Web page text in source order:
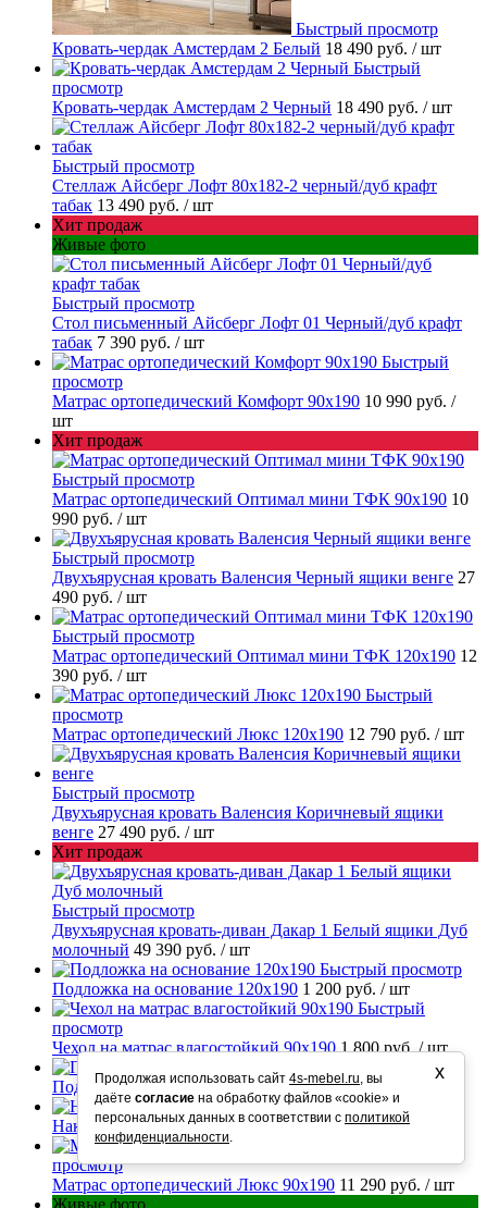
Быстрый просмотр
Кровать-чердак Амстердам 2 Белый 18 490 руб. / шт
Быстрый
просмотр
Кровать-чердак Амстердам 2 Черный 18 490 руб. / шт
Быстрый просмотр
Стеллаж Айсберг Лофт 80х182-2 черный/дуб крафт
табак 13 490 руб. / шт
Хит продаж
Живые фото
Быстрый просмотр
Стол письменный Айсберг Лофт 01 Черный/дуб крафт
табак 7 390 руб. / шт
Быстрый
просмотр
Матрас ортопедический Комфорт 90х190 10 990 руб. /
шт
Хит продаж
Быстрый просмотр
Матрас ортопедический Оптимал мини ТФК 90х190 10
990 руб. / шт
Быстрый просмотр
Двухъярусная кровать Валенсия Черный ящики венге 27
490 руб. / шт
Быстрый просмотр
Матрас ортопедический Оптимал мини ТФК 120х190 12
390 руб. / шт
Быстрый
просмотр
Матрас ортопедический Люкс 120х190 12 790 руб. / шт
Быстрый просмотр
Двухъярусная кровать Валенсия Коричневый ящики
венге 27 490 руб. / шт
Хит продаж
Быстрый просмотр
Двухъярусная кровать-диван Дакар 1 Белый ящики Дуб
молочный 49 390 руб. / шт
Быстрый просмотр
Подложка на основание 120х190 1 200 руб. / шт
Быстрый
просмотр
Чехол на матрас влагостойкий 90х190 1 800 руб./ шт
Быстрый просмотр
Подложка на основание 90х190 900 руб./ шт
Быстрый просмотр
Накладки на ступени 250 руб./ шт
просмотр
Матрас ортопедический Люкс 90х190 11 290 руб. / шт
Живые фото
Продолжая использовать сайт 4s-mebel.ru, вы
даёте согласие на обработку файлов «cookie» и
персональных данных в соответствии с политикой
конфиденциальности.
х